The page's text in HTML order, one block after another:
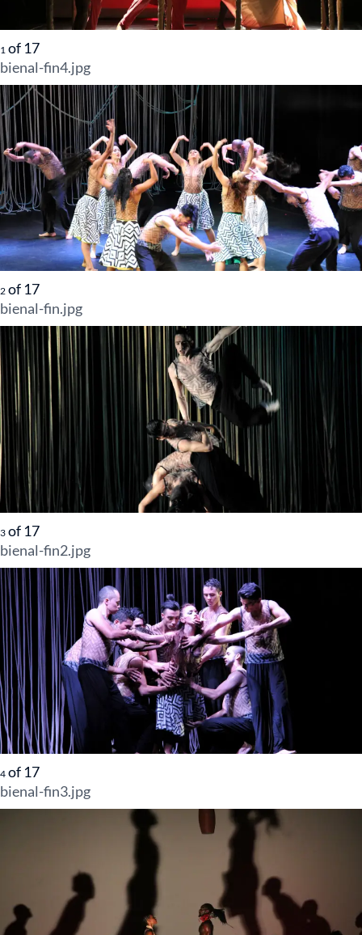
1 of 17
bienal-fin4.jpg
2 of 17
bienal-fin.jpg
3 of 17
bienal-fin2.jpg
4 of 17
bienal-fin3.jpg